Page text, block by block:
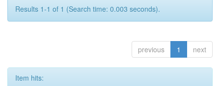
Results 1-1 of 1 (Search time: 0.003 seconds).
previous 1 next
Item hits: